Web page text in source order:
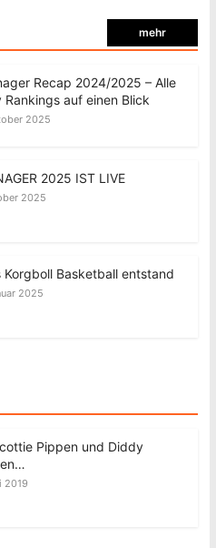
mehr
Recap 2024/2025 – Alle
Rankings auf einen Blick
2025
2025 IST LIVE
2025
Korgboll Basketball entstand
2025
Pippen und Diddy
2019